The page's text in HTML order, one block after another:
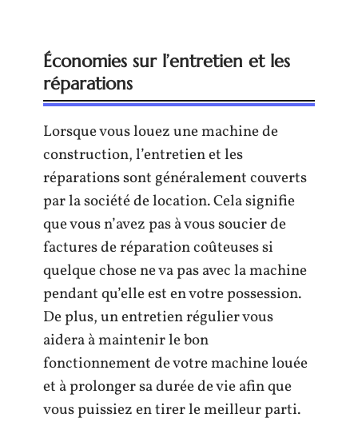
Économies sur l’entretien et les
réparations
Lorsque vous louez une machine de
construction, l’entretien et les
réparations sont généralement couverts
par la société de location. Cela signifie
que vous n’avez pas à vous soucier de
factures de réparation coûteuses si
quelque chose ne va pas avec la machine
pendant qu’elle est en votre possession.
De plus, un entretien régulier vous
aidera à maintenir le bon
fonctionnement de votre machine louée
et à prolonger sa durée de vie afin que
vous puissiez en tirer le meilleur parti.